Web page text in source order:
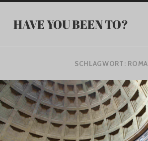
HAVE YOU BEEN TO?
SCHLAGWORT: ROMA